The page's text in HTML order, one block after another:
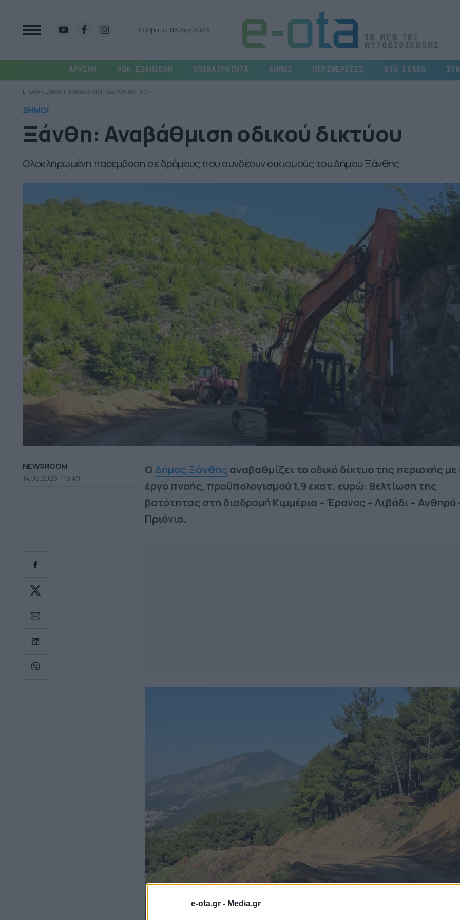
e-ota.gr - Media.gr
Σάββατο, 08 Αυγ 2026
ΑΡΧΙΚΗ ΡΟΗ ΕΙΔΗΣΕΩΝ ΕΠΙΚΑΙΡΟΤΗΤΑ ΔΗΜΟΙ ΠΕΡΙΦΕΡΕΙΕΣ OTA LEAKS
E-OTA » ΞΑΝΘΗ: ΑΝΑΒΑΘΜΙΣΗ ΟΔΙΚΟΥ ΔΙΚΤΥΟΥ
ΔΗΜΟΙ
Ξάνθη: Αναβάθμιση οδικού δικτύου
Ολοκληρωμένη παρέμβαση σε δρόμους που συνδέουν οικισμούς του Δήμου Ξάνθης.
NEWSROOM
14.05.2026 - 15.49
ΟΔήμος Ξάνθης αναβαθμίζει το οδικό δίκτυο της περιοχής με
έργο πνοής, προϋπολογισμού 1,9 εκατ. ευρώ: Βελτίωση της
βατότητας στη διαδρομή Κιμμέρια – Έρανος – Λιβάδι – Ανθηρό
Πριόνιο.